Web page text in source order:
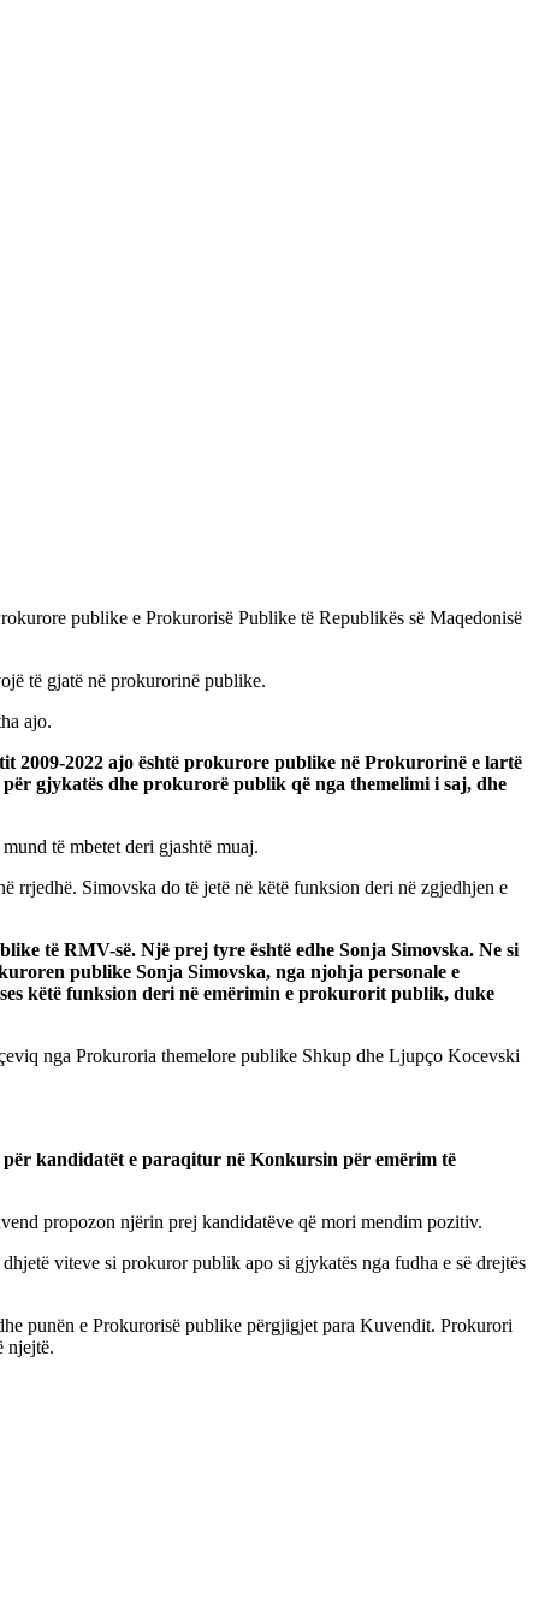
publike e Prokurorisë Publike të Republikës së Maqedonisë
të gjatë në prokurorinë publike.
ajo.
2009-2022 ajo është prokurore publike në Prokurorinë e lartë
gjykatës dhe prokurorë publik që nga themelimi i saj, dhe
të mbetet deri gjashtë muaj.
rrjedhë. Simovska do të jetë në këtë funksion deri në zgjedhjen e
të RMV-së. Një prej tyre është edhe Sonja Simovska. Ne si
publike Sonja Simovska, nga njohja personale e
këtë funksion deri në emërimin e prokurorit publik, duke
nga Prokuroria themelore publike Shkup dhe Ljupço Kocevski
kandidatët e paraqitur në Konkursin për emërim të
propozon njërin prej kandidatëve që mori mendim pozitiv.
viteve si prokuror publik apo si gjykatës nga fudha e së drejtës
punën e Prokurorisë publike përgjigjet para Kuvendit. Prokurori
njejtë.